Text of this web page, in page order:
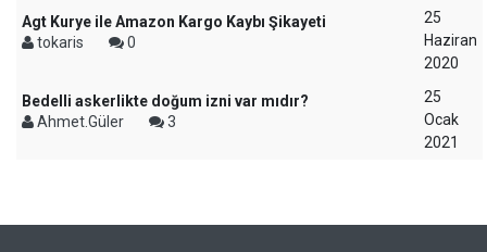
Agt Kurye ile Amazon Kargo Kaybı Şikayeti
tokaris
0
25
Haziran
2020
Bedelli askerlikte doğum izni var mıdır?
Ahmet.Güler
3
25
Ocak
2021